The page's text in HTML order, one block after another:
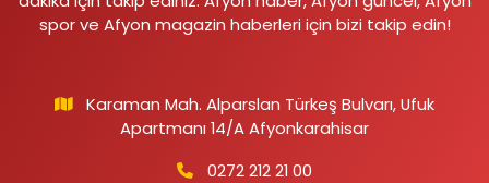
spor ve Afyon magazin haberleri için bizi takip edin!
Karaman Mah. Alparslan Türkeş Bulvarı, Ufuk
Apartmanı 14/A Afyonkarahisar
0272 212 21 00